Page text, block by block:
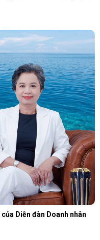
Diễn đàn Doanh nhân